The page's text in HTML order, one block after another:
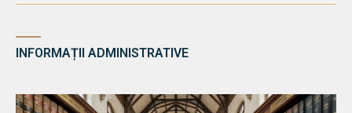
INFORMAȚII ADMINISTRATIVE